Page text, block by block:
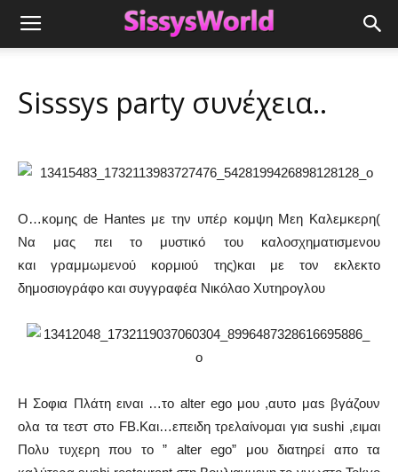
Sisssys party συνέχεια..
Ο…κομης de Hantes με την υπέρ κομψη Μεη Καλεμκερη(
Να μας πει το μυστικό του καλοσχηματισμενου
και γραμμωμενού κορμιού της)και με τον εκλεκτο
δημοσιογράφο και συγγραφέα Νικόλαο Χυτηρογλου
Η Σοφια Πλάτη ειναι …το alter ego μου ,αυτο μαs βγάζουν
ολα τα τεστ στο FB.Και…επειδη τρελαίνομαι για sushi ,ειμαι
Πολυ τυχερη που το ” alter ego” μου διατηρεί απο τα